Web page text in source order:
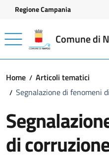
Vai ai contenuti
Vai al footer
Regione Campania
Comune di
Home
Articoli tematici
Segnalazione di fenomeni
di